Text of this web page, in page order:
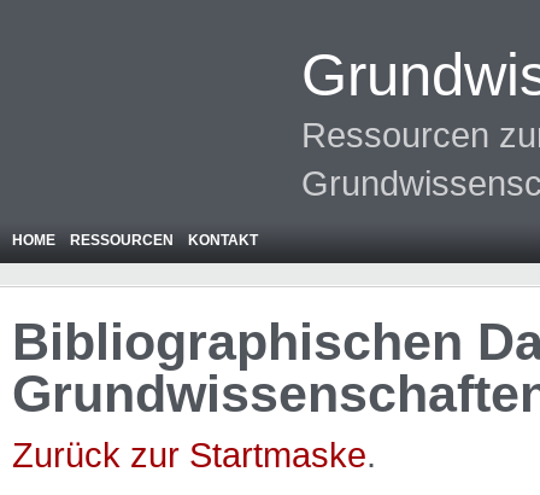
Ressourcen
HOME RESSOURCEN KONTAKT
Bibliographischen
Zurück zur Startmaske.